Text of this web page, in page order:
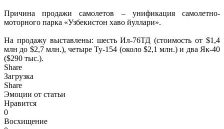
Причина продажи самолетов – унификация самолетно-
моторного парка «Узбекистон хаво йуллари».
На продажу выставлены: шесть Ил-76ТД (стоимость от $1,4
млн до $2,7 млн.), четыре Ту-154 (около $2,1 млн.) и два Як-40
($290 тыс.).
Share
Загрузка
Share
Эмоции от статьи
Нравится
0
Восхищение